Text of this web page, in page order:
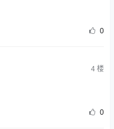
0
4楼
0